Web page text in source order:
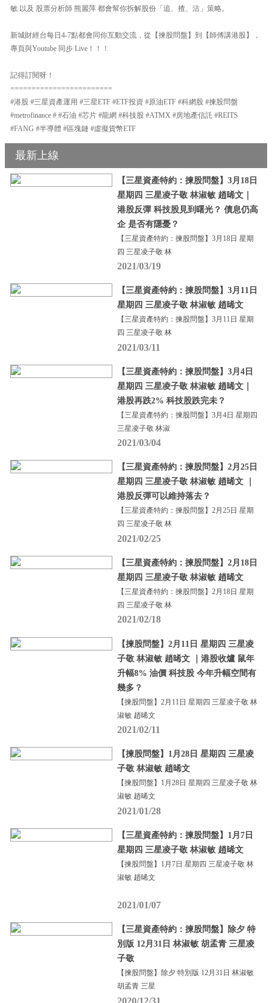
敏 以及 股票分析師 熊麗萍 都會幫你拆解股份「追、揸、沽」策略。
新城財經台每日4-7點都會同你互動交流，從【揀股問盤】到【師傅講港股】，
專頁與Youtube 同步 Live！！！
記得訂閱呀！
========================
#港股 #三星資產運用 #三星ETF #ETF投資 #原油ETF #科網股 #揀股問盤
#metrofinance # #石油 #芯片 #龍網 #科技股 #ATMX #房地產信託 #REITS
#FANG #半導體 #區塊鏈 #虛擬貨幣ETF
最新上線
【三星資產特約：揀股問盤】3月18日
星期四 三星凌子敬 林淑敏 趙晞文｜
港股反彈 科技股見到曙光？ 債息仍高
企 是否有隱憂？
【三星資產特約：揀股問盤】3月18日 星期
四 三星凌子敬 林
2021/03/19
【三星資產特約：揀股問盤】3月11日
星期四 三星凌子敬 林淑敏 趙晞文
【三星資產特約：揀股問盤】3月11日 星期
四 三星凌子敬 林
2021/03/11
【三星資產特約：揀股問盤】3月4日
星期四 三星凌子敬 林淑敏 趙晞文｜
港股再跌2% 科技股跌完未？
【三星資產特約：揀股問盤】3月4日 星期四
三星凌子敬 林淑
2021/03/04
【三星資產特約：揀股問盤】2月25日
星期四 三星凌子敬 林淑敏 趙晞文 ｜
港股反彈可以維持落去？
【三星資產特約：揀股問盤】2月25日 星期
四 三星凌子敬 林
2021/02/25
【三星資產特約：揀股問盤】2月18日
星期四 三星凌子敬 林淑敏 趙晞文
【三星資產特約：揀股問盤】2月18日 星期
四 三星凌子敬 林
2021/02/18
【揀股問盤】2月11日 星期四 三星凌
子敬 林淑敏 趙晞文 ｜港股收爐 鼠年
升幅8% 油價 科技股 今年升幅空間有
幾多？
【揀股問盤】2月11日 星期四 三星凌子敬 林
淑敏 趙晞文
2021/02/11
【揀股問盤】1月28日 星期四 三星凌
子敬 林淑敏 趙晞文
【揀股問盤】1月28日 星期四 三星凌子敬 林
淑敏 趙晞文
2021/01/28
【三星資產特約：揀股問盤】1月7日
星期四 三星凌子敬 林淑敏 趙晞文
【揀股問盤】1月7日 星期四 三星凌子敬 林
淑敏 趙晞文
2021/01/07
【三星資產特約：揀股問盤】除夕 特
別版 12月31日 林淑敏 胡孟青 三星凌
子敬
【揀股問盤】除夕 特別版 12月31日 林淑敏
胡孟青 三星
2020/12/31